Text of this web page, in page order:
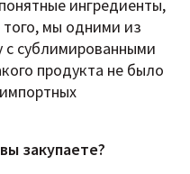
ингредиенты,
мы одними из
с сублимированными
продукта не было
закупаете?